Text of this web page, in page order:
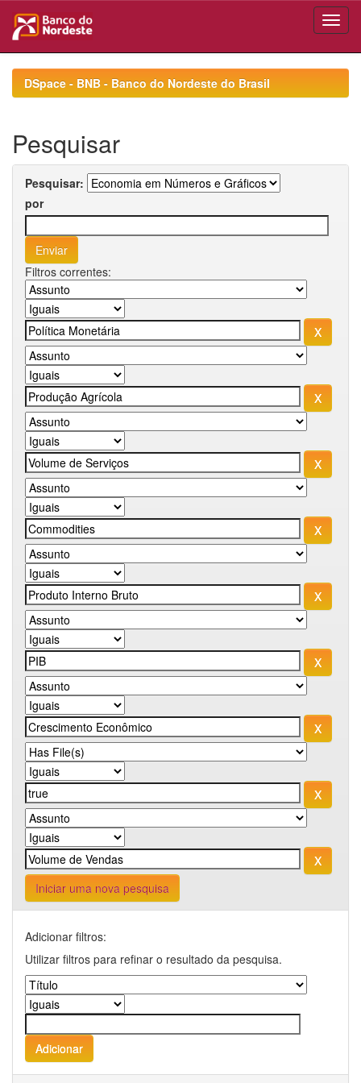
navigationDSpace - BNB - Banco do Nordeste do Brasil
Pesquisar
Pesquisar:
por
Filtros correntes:
Iniciar uma nova pesquisa
Adicionar filtros:
Utilizar filtros para refinar o resultado da pesquisa.